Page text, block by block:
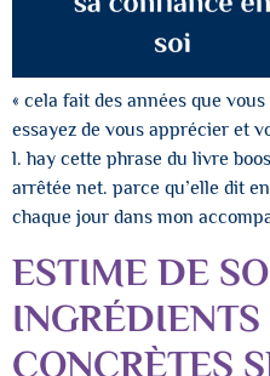
« cela fait des années que
essayez de vous apprécier et
l. hay cette phrase du livre
arrêtée net. parce qu’elle dit
chaque jour dans mon
ESTIME DE
CONCRÈTES